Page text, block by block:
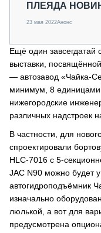
ПЛЕЯДА
23 мая 2022Анонс
Ещё один завсегдатай
выставки,
— автозавод «Чайка-
минимум, 8
нижегородские
различных надстроек
В частности, для
спроектировали
HLC-7016 с 5-
JAC N90 можно будет
автогидроподъёмник
изначально
люлькой, а вот для
предусмотрена